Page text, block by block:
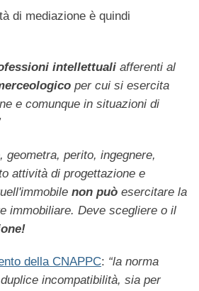
di mediazione è quindi
intellettuali afferenti al
per cui si esercita
e comunque in situazioni di
geometra, perito, ingegnere,
attività di progettazione e
non può esercitare la
immobiliare. Deve scegliere o il
della CNAPPC: “la norma
incompatibilità, sia per